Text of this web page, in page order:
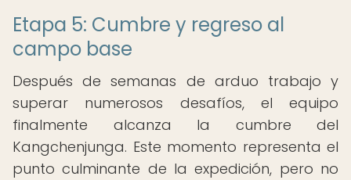
Etapa 5: Cumbre y regreso al
campo base
Después de semanas de arduo trabajo y
superar numerosos desafíos, el equipo
finalmente alcanza la cumbre del
Kangchenjunga. Este momento representa el
punto culminante de la expedición, pero no